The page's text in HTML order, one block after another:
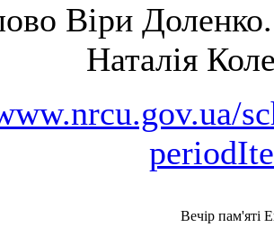
Віри
Наталія
Вечір пам'яті